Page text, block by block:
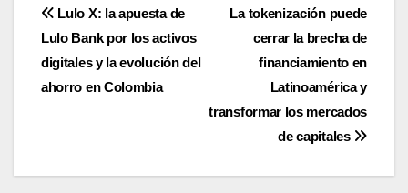
Navegación
de
entradas
La tokenización puede
cerrar la brecha de
financiamiento en
Latinoamérica y
transformar los mercados
de capitales
Lulo X: la apuesta de
Lulo Bank por los activos
digitales y la evolución del
ahorro en Colombia